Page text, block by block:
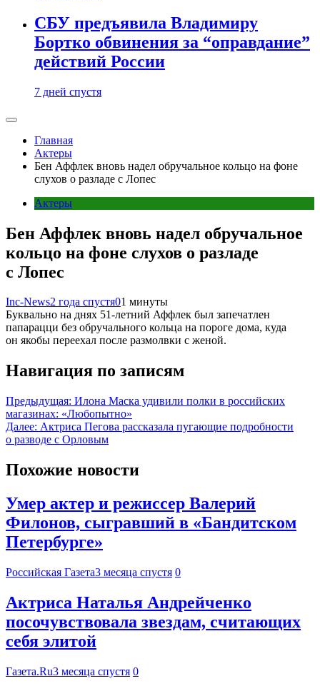
СБУ предъявила Владимиру
Бортко обвинения за “оправдание”
действий России
7 дней спустя
Главная
Актеры
Бен Аффлек вновь надел обручальное кольцо на фоне
слухов о разладе с Лопес
Актеры
Бен Аффлек вновь надел обручальное
кольцо на фоне слухов о разладе
с Лопес
Inc-News2 года спустя01 минуты
Буквально на днях 51-летний Аффлек был запечатлен
папарацци без обручального кольца на пороге дома, куда
он якобы переехал после размолвки с женой.
Навигация по записям
Предыдущая: Илона Маска удивили полки в российских
магазинах: «Любопытно»
Далее: Актриса Пегова рассказала пугающие подробности
о разводе с Орловым
Похожие новости
Умер актер и режиссер Валерий
Филонов, сыгравший в «Бандитском
Петербурге»
Российская Газета3 месяца спустя 0
Актриса Наталья Андрейченко
посочувствовала звездам, считающих
себя элитой
Газета.Ru3 месяца спустя 0